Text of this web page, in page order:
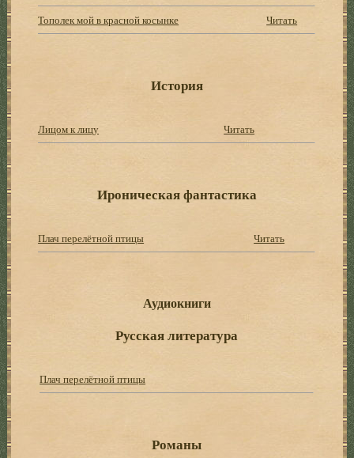
Тополек мой в красной косынке
Читать
История
Лицом к лицу Читать
Ироническая фантастика
Плач перелётной птицы Читать
Аудиокниги
Русская литература
Плач перелётной птицы
Романы